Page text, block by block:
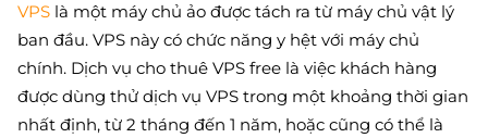
VPS là một máy chủ ảo được tách ra từ máy chủ vật lý
ban đầu. VPS này có chức năng y hệt với máy chủ
chính. Dịch vụ cho thuê VPS free là việc khách hàng
được dùng thử dịch vụ VPS trong một khoảng thời gian
nhất định, từ 2 tháng đến 1 năm, hoặc cũng có thể là